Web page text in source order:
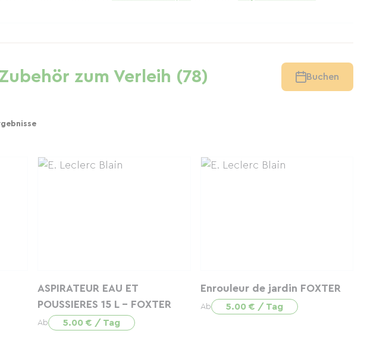
zum Verleih (78) Buchen
ASPIRATEUR EAU ET
POUSSIERES 15 L - FOXTER
Ab 5.00 € / Tag
Enrouleur de jardin FOXTER
Ab 5.00 € / Tag